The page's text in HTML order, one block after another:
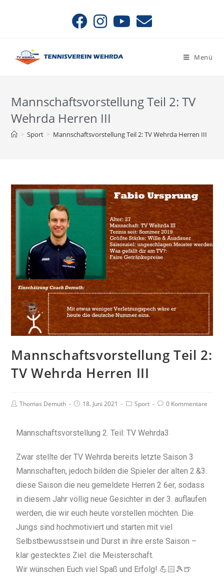
Menü
Mannschaftsvorstellung Teil 2: TV
Wehrda Herren III
> Sport > Mannschaftsvorstellung Teil 2: TV Wehrda Herren III
Mannschaftsvorstellung Teil 2:
TV Wehrda Herren III
Thomas Demuth 18. Juni 2021 Sport 0 Kommentare
Mannschaftsvorstellung 2. Teil: TV Wehrda3
Zwar stellte der TV Wehrda bereits letzte Saison 3
Mannschaften, jedoch bilden die Spieler der alten 2.&3.
diese Saison die neu gemeldete Herren 2 6er, sodass
in diesem Jahr völlig neue Gesichter in der 3. auflaufen
werden, die wir euch heute vorstellen möchten. Die
Jungs sind hochmotiviert und starten mit viel
Selbstbewusstsein und Durst in ihre erste Saison –
klar gestecktes Ziel: die Meisterschaft.
Wir wünschen Euch viel Spaß und Erfolg! 💪🏻🎾🍺